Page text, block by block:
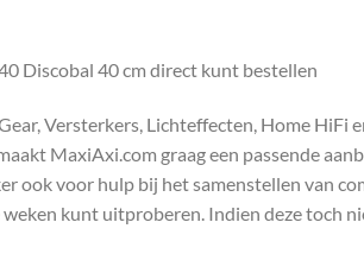
Discobal 40 cm direct kunt bestellen
Versterkers, Lichteffecten, Home HiFi
MaxiAxi.com graag een passende
ook voor hulp bij het samenstellen van
kunt uitproberen. Indien deze toch